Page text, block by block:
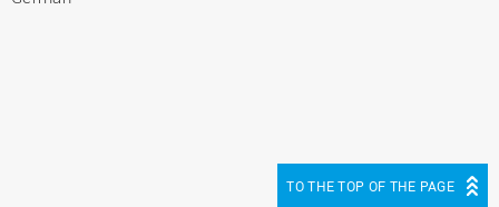
TO THE TOP OF THE PAGE